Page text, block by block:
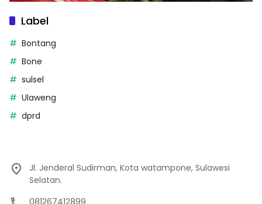
Label
Bontang
Bone
sulsel
Ulaweng
dprd
Jl. Jenderal Sudirman, Kota watampone, Sulawesi
Selatan.
081267412899